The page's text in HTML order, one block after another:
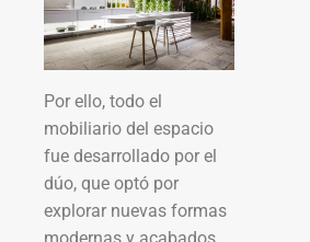
Por ello, todo el
mobiliario del espacio
fue desarrollado por el
dúo, que optó por
explorar nuevas formas